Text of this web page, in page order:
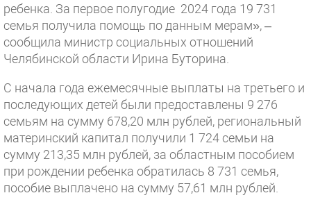
ребенка. За первое полугодие 2024 года 19 731
семья получила помощь по данным мерам», –
сообщила министр социальных отношений
Челябинской области Ирина Буторина.
С начала года ежемесячные выплаты на третьего и
последующих детей были предоставлены 9 276
семьям на сумму 678,20 млн рублей, региональный
материнский капитал получили 1 724 семьи на
сумму 213,35 млн рублей, за областным пособием
при рождении ребенка обратилась 8 731 семья,
пособие выплачено на сумму 57,61 млн рублей.